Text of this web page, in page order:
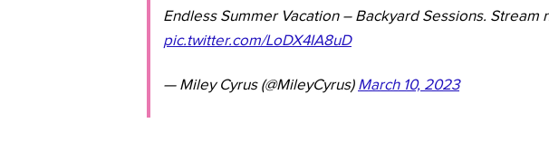
Endless Summer Vacation – Backyard Sessions. Stream
pic.twitter.com/LoDX4IA8uD
— Miley Cyrus (@MileyCyrus) March 10, 2023